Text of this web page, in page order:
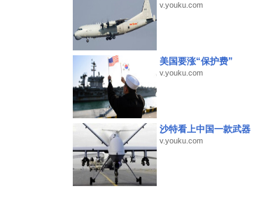
v.youku.com
美国要涨“保护费”
v.youku.com
沙特看上中国一款武器
v.youku.com